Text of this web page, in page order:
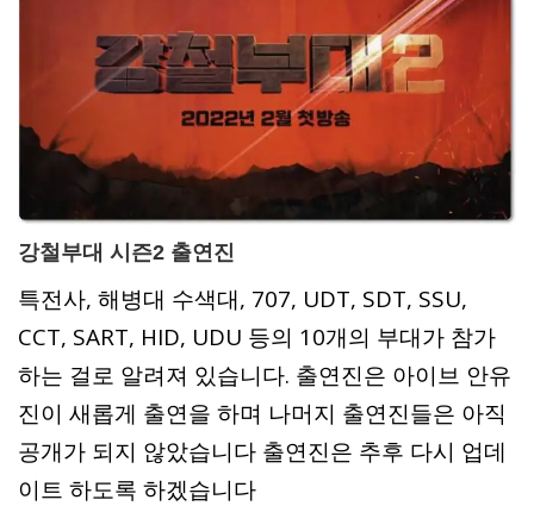
강철부대 시즌2 출연진
특전사, 해병대 수색대, 707, UDT, SDT, SSU,
CCT, SART, HID, UDU 등의 10개의 부대가 참가
하는 걸로 알려져 있습니다. 출연진은 아이브 안유
진이 새롭게 출연을 하며 나머지 출연진들은 아직
공개가 되지 않았습니다 출연진은 추후 다시 업데
이트 하도록 하겠습니다